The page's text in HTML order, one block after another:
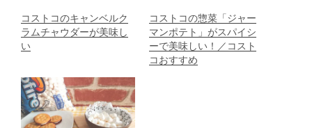
コストコのキャンベルク
ラムチャウダーが美味し
い
コストコの惣菜「ジャー
マンポテト」がスパイシ
ーで美味しい！／コスト
コおすすめ